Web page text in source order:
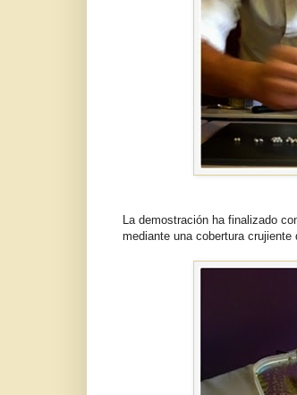
La demostración ha finalizado
mediante una cobertura